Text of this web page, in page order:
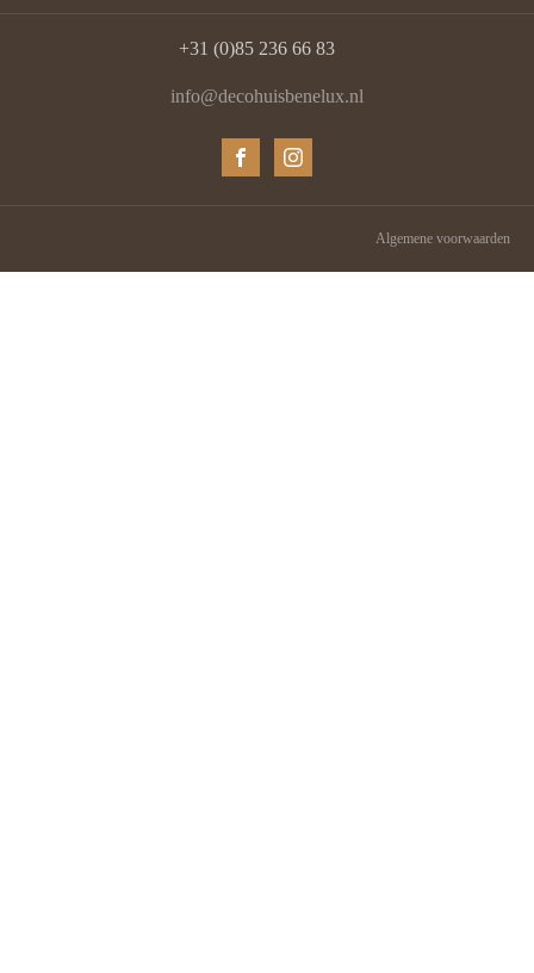
+31 (0)85 236 66 83
info@decohuisbenelux.nl
Algemene voorwaarden